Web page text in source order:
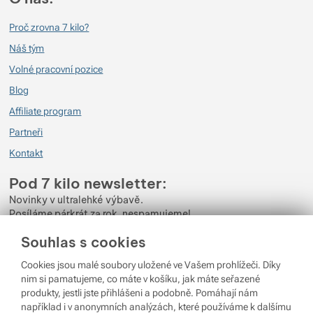
Souhlas s cookies
Cookies jsou malé soubory uložené ve Vašem prohlížeči. Díky
nim si pamatujeme, co máte v košíku, jak máte seřazené
produkty, jestli jste přihlášeni a podobně. Pomáhají nám
například i v anonymních analýzách, které používáme k dalšímu
Vlasy čisté, lesklé,
praktické
Skvělý vynález, perfektně funguje, vlasy se nemastí a nedělají se lupy. Po
jsem i sáček a opravdu mýdlo není rozmáčené.
Výhodné pro cestování
Ověřený zákazník 8. 5. 2024 17:51
fakt hodně vydrží a meje celého člověka i pere...ještě si asi dokoupíme ten
Ověřený zákazník 20. 8. 2023 08:35
Proč zrovna 7 kilo?
Náš tým
Volné pracovní pozice
Blog
Affiliate program
Partneři
Kontakt
Pod 7 kilo newsletter:
Novinky v ultralehké výbavě.
Posíláme párkrát za rok, nespamujeme!
Zadejte váš e-mail
Odběrem newsletteru souhlasíte se zpracovánímOsobních údajů.
Přihlásit se